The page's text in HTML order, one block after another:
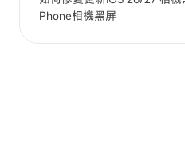
Phone相機黑屏